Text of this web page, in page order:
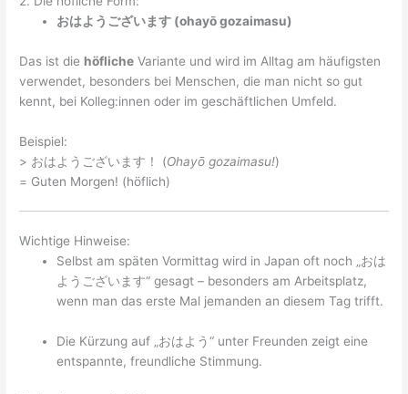
おはようございます (ohayō gozaimasu)
Das ist die höfliche Variante und wird im Alltag am häufigsten
verwendet, besonders bei Menschen, die man nicht so gut
kennt, bei Kolleg:innen oder im geschäftlichen Umfeld.
Beispiel:
> おはようございます！ (Ohayō gozaimasu!)
= Guten Morgen! (höflich)
Wichtige Hinweise:
Selbst am späten Vormittag wird in Japan oft noch „おは
ようございます“ gesagt – besonders am Arbeitsplatz,
wenn man das erste Mal jemanden an diesem Tag trifft.
Die Kürzung auf „おはよう“ unter Freunden zeigt eine
entspannte, freundliche Stimmung.